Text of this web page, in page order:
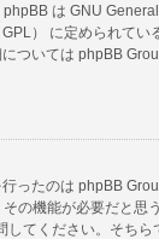
は GNU
） に定められてい
ついては phpBB
ったのは phpBB
の機能が必要だと思う
してください。そちら